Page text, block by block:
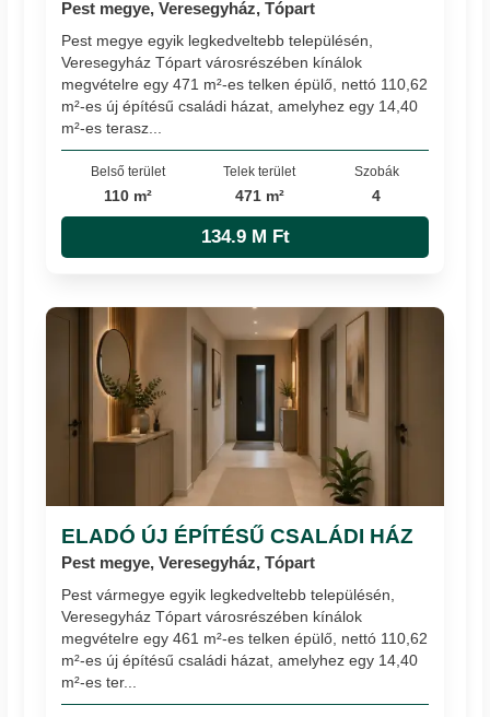
Pest megye, Veresegyház, Tópart
Pest megye egyik legkedveltebb településén,
Veresegyház Tópart városrészében kínálok
megvételre egy 471 m²-es telken épülő, nettó 110,62
m²-es új építésű családi házat, amelyhez egy 14,40
m²-es terasz...
Belső terület
110 m²
Telek terület
471 m²
Szobák
4
134.9 M Ft
ELADÓ ÚJ ÉPÍTÉSŰ CSALÁDI HÁZ
Pest megye, Veresegyház, Tópart
Pest vármegye egyik legkedveltebb településén,
Veresegyház Tópart városrészében kínálok
megvételre egy 461 m²-es telken épülő, nettó 110,62
m²-es új építésű családi házat, amelyhez egy 14,40
m²-es ter...